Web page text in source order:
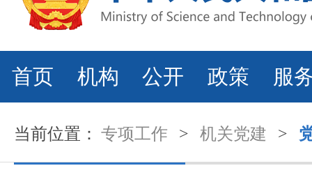
首页 机构 公开 政策 服
当前位置： 专项工作 > 机关党建 >